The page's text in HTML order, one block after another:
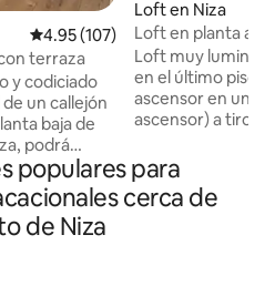
Calificación promedio: 4.95 de
4.95 (107)
terraza
y codiciado
un callejón
baja de
podrá
apartamento
reformado
Loft en Niza
Loft en planta
balcón sobre el
Loft muy
en el último piso
ascensor en un
ascensor) a tiro
ofrece vistas sin
Viejo, Cap de
disfrutar desde el
populares para
cerca de
de Niza